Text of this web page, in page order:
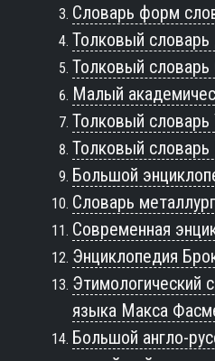
Словарь форм
Толковый
Толковый
Малый
Толковый
Толковый
Большой
Словарь
Современная
Энциклопедия
Этимологический
языка Макса
Большой англо-